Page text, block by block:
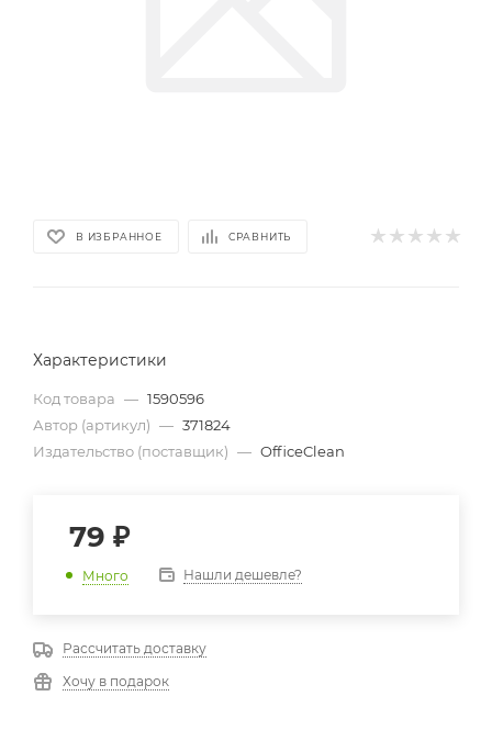
В ИЗБРАННОЕ СРАВНИТЬ
Характеристики
Код товара — 1590596
Автор (артикул) — 371824
Издательство (поставщик) — OfficeClean
79 ₽
Много Нашли дешевле?
Рассчитать доставку
Хочу в подарок